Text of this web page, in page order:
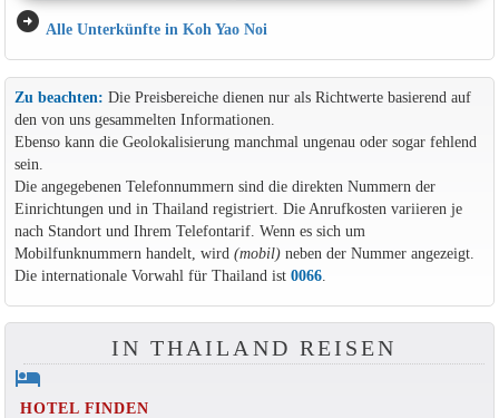
arrow_circle_right Alle Unterkünfte in Koh Yao Noi
Zu beachten: Die Preisbereiche dienen nur als Richtwerte basierend auf
den von uns gesammelten Informationen.
Ebenso kann die Geolokalisierung manchmal ungenau oder sogar fehlend
sein.
Die angegebenen Telefonnummern sind die direkten Nummern der
Einrichtungen und in Thailand registriert. Die Anrufkosten variieren je
nach Standort und Ihrem Telefontarif. Wenn es sich um
Mobilfunknummern handelt, wird (mobil)neben der Nummer angezeigt.
Die internationale Vorwahl für Thailand ist 0066.
IN THAILAND REISEN
hotel
HOTEL FINDEN